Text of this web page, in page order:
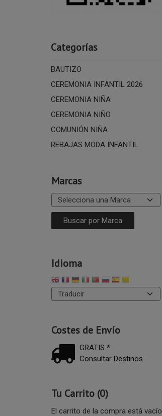
Categorías
BAUTIZO
CEREMONIA INFANTIL 2026
CEREMONIA NIÑA
CEREMONIA NIÑO
COMUNIÓN NIÑA
REBAJAS MODA INFANTIL
Marcas
Idioma
Costes de Envío
GRATIS *
Consultar Destinos
Tu Carrito (0)
El carrito de la compra está vacío